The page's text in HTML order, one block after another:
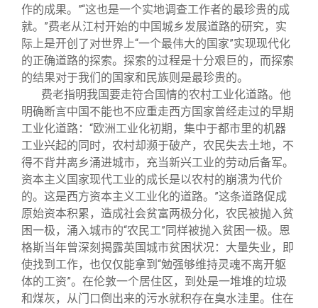
作的成果。”“这也是一个实地调查工作者的最珍贵的成
就。”费老从江村开始的中国城乡发展道路的研究，实
际上是开创了对世界上“一个最伟大的国家”实现现代化
的正确道路的探索。探索的过程是十分艰巨的，而探索
的结果对于我们的国家和民族则是最珍贵的。
费老指明我国要走符合国情的农村工业化道路。他
明确断言中国不能也不应重走西方国家曾经走过的早期
工业化道路：“欧洲工业化初期，集中于都市里的机器
工业兴起的同时，农村却濒于破产，农民失去土地，不
得不背井离乡涌进城市，充当新兴工业的劳动后备军。
资本主义国家现代工业的成长是以农村的崩溃为代价
的。这是西方资本主义工业化的道路。”这条道路促成
原始资本积累，造成社会贫富两极分化，农民被抛入贫
困一极，涌入城市的“农民工”同样被抛入贫困一极。恩
格斯当年曾深刻揭露英国城市贫困状况：大量失业，即
使找到工作，也仅仅能拿到“勉强够维持灵魂不离开躯
体的工资”。在伦敦一个居住区，到处是一堆堆的垃圾
和煤灰，从门口倒出来的污水就积存在臭水洼里。住在